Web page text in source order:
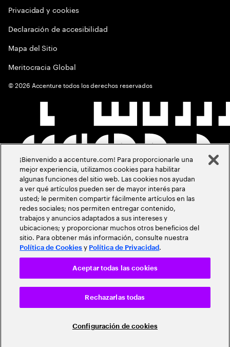
Privacidad y cookies
Declaración de accesibilidad
Mapa del Sitio
Meritocracia Global
©2026 Accenture todos los derechos reservados
¡Bienvenido a accenture.com! Para proporcionarle una
mejor experiencia, utilizamos cookies para habilitar
algunas funciones del sitio web. Las cookies nos ayudan
a ver qué artículos pueden ser de mayor interés para
usted; le permiten compartir fácilmente artículos en las
redes sociales; nos permiten entregar contenido,
trabajos y anuncios adaptados a sus intereses y
ubicaciones; y proporcionar muchos otros beneficios del
sitio. Para obtener más información, consulte nuestra
Política de Cookies y Política de Privacidad .
Configuración de cookies
Rechazarlas todas
Aceptar todas las cookies